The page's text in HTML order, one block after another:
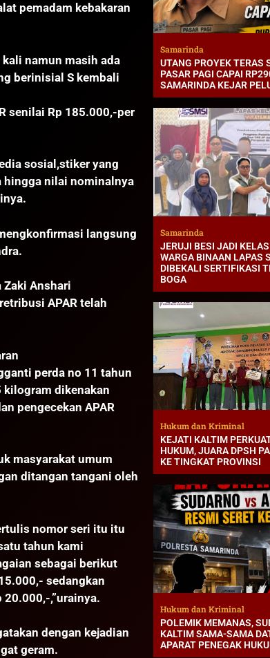
pemadam kebakaran
namun masih ada
berinisial S kembali
senilai Rp 185.000,-per
sosial,stiker yang
hingga nilai nominalnya
langsung
Anshari
APAR telah
perda no 11 tahun
kilogram dikenakan
pengecekan APAR
masyarakat umum
ditangan tangani oleh
nomor seri itu itu
tahun kami
sebagai berikut
sedangkan
,”urainya.
dengan kejadian
geram.
Samarinda
UTANG PROYEK TERAS
PASAR PAGI CAPAI
SAMARINDA KEJAR
Samarinda
JERUJI BESI JADI
WARGA BINAAN LAPAS
DIBEKALI SERTIFIKASI
BOGA
Hukum dan Kriminal
KEJATI KALTIM
HUKUM, JUARA DPSH
KE TINGKAT PROVINSI
Hukum dan Kriminal
POLEMIK MEMANAS,
KALTIM SAMA-SAMA
APARAT PENEGAK